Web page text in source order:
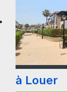
à Louer